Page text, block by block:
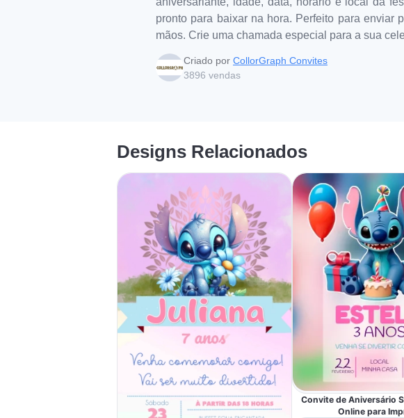
pronto para baixar na hora. Perfeito para enviar
mãos. Crie uma chamada especial para a sua
Criado por CollorGraph Convites
3896 vendas
Designs Relacionados
Convite de Aniversário
Online para